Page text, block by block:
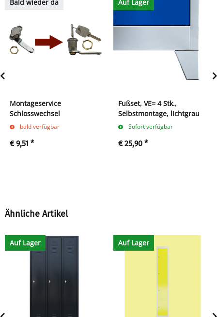
Bald wieder da
Montageservice
Schlosswechsel
bald verfügbar
€ 9,51 *
Auf Lager
Fußset, VE= 4 Stk.,
Selbstmontage, lichtgrau
Sofort verfügbar
€ 25,90 *
Ähnliche Artikel
Auf Lager Auf Lager